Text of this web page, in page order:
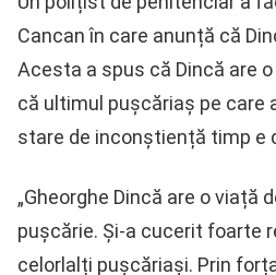
Cancan în care anunță că
Acesta a spus că Dincă are
că ultimul pușcăriaș pe care
stare de inconștiență timp e
„Gheorghe Dincă are o viață
pușcărie. Și-a cucerit foarte
celorlalți pușcăriași. Prin